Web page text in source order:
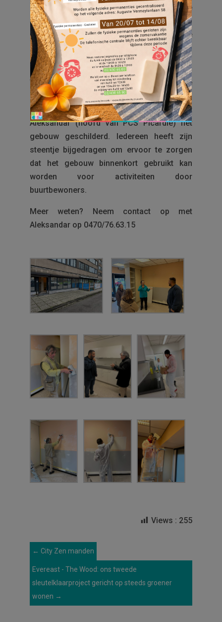
doel van de PCS is de banden tussen de
bewoners aan te halen, hun ideeën en
bekommernissen over het buurtleven te
delen en de activiteiten die ze willen
opstarten te ondersteunen.
Tijdens de eerste week van de Franstalige
schoolvakantie heeft een groep
gemotiveerde bewoners samen met
Aleksandar (hoofd van PCS Picardie) het
gebouw geschilderd. Iedereen heeft zijn
steentje bijgedragen om ervoor te zorgen
dat het gebouw binnenkort gebruikt kan
worden voor activiteiten door
buurtbewoners.
Meer weten? Neem contact op met
Aleksandar op 0470/76.63.15
Views : 255
← City Zen manden
Evereast - The Wood: ons tweede
sleutelklaarproject gericht op steeds groener
wonen →